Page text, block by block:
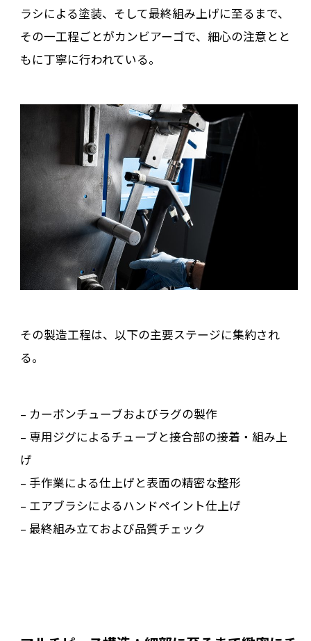
ラシによる塗装、そして最終組み上げに至るまで、
その一工程ごとがカンビアーゴで、細心の注意とと
もに丁寧に行われている。
その製造工程は、以下の主要ステージに集約され
る。
– カーボンチューブおよびラグの製作
– 専用ジグによるチューブと接合部の接着・組み上
げ
– 手作業による仕上げと表面の精密な整形
– エアブラシによるハンドペイント仕上げ
– 最終組み立ておよび品質チェック